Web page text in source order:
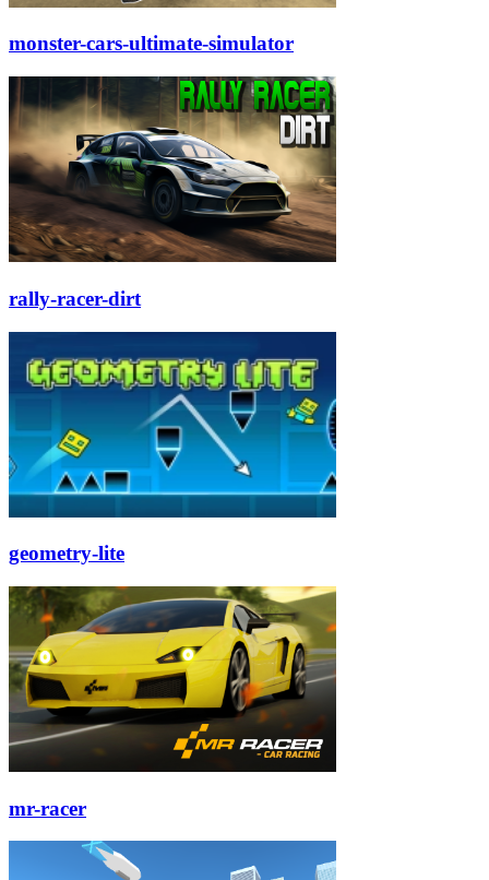
monster-cars-ultimate-simulator
rally-racer-dirt
geometry-lite
mr-racer